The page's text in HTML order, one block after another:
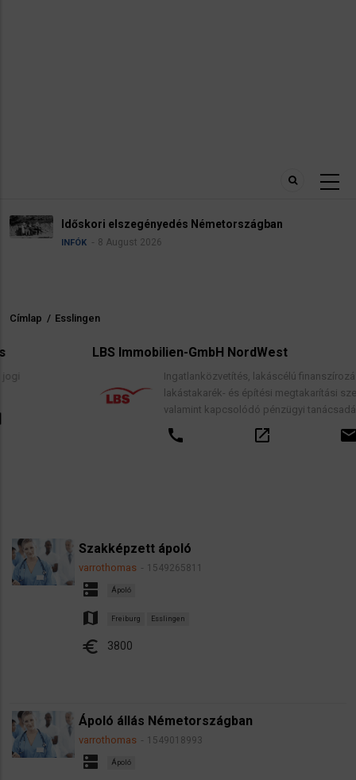
Robbanóanyaggal felszerelt
Morzsa
Címlap / Esslingen
LBS Immobilien-GmbH NordWest
Ingatlanközvetítés, lakáscélú finanszírozási hitelek,
lakástakarék- és építési megtakarítási szerződések,
valamint kapcsolódó pénzügyi tanácsadás.
Szakképzett ápoló
varrothomas 1549265811
dns Ápoló
map Freiburg Esslingen
euro 3800
Ápoló állás Németországban
varrothomas 1549018993
dns Ápoló